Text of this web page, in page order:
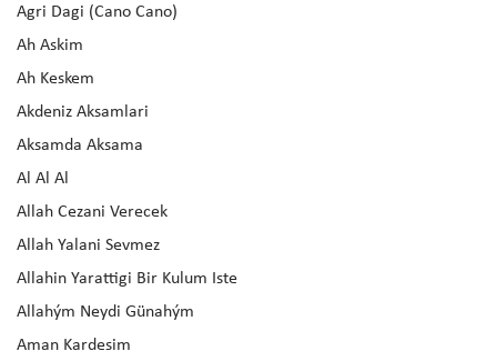
Agri Dagi (Cano Cano)
Ah Askim
Ah Keskem
Akdeniz Aksamlari
Aksamda Aksama
Al Al Al
Allah Cezani Verecek
Allah Yalani Sevmez
Allahin Yarattigi Bir Kulum Iste
Allahým Neydi Günahým
Aman Kardesim